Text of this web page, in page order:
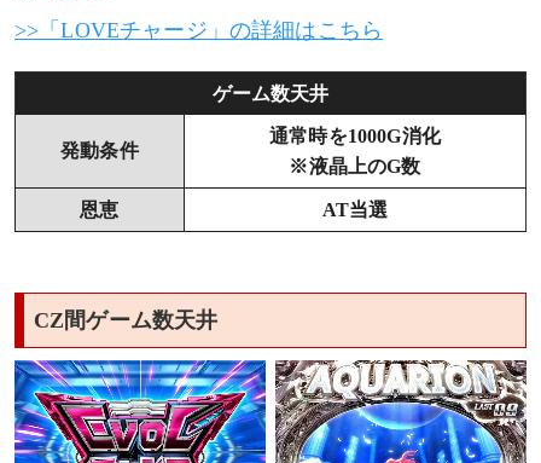
>>「LOVEチャージ」の詳細はこちら
ゲーム数天井
発動条件
通常時を1000G消化
※液晶上のG数
恩恵 AT当選
CZ間ゲーム数天井